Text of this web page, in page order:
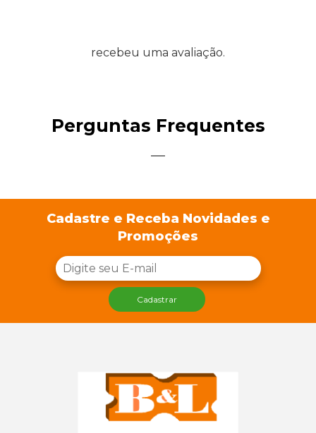
recebeu uma avaliação.
Perguntas Frequentes
Cadastre e Receba Novidades e
Promoções
Cadastrar